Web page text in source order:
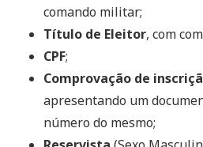
comando militar;
Título de Eleitor, com
CPF;
Comprovação de
apresentando um
número do mesmo;